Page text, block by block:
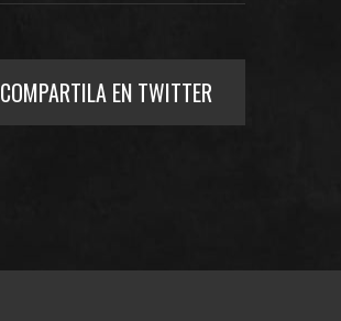
COMPARTILA EN TWITTER